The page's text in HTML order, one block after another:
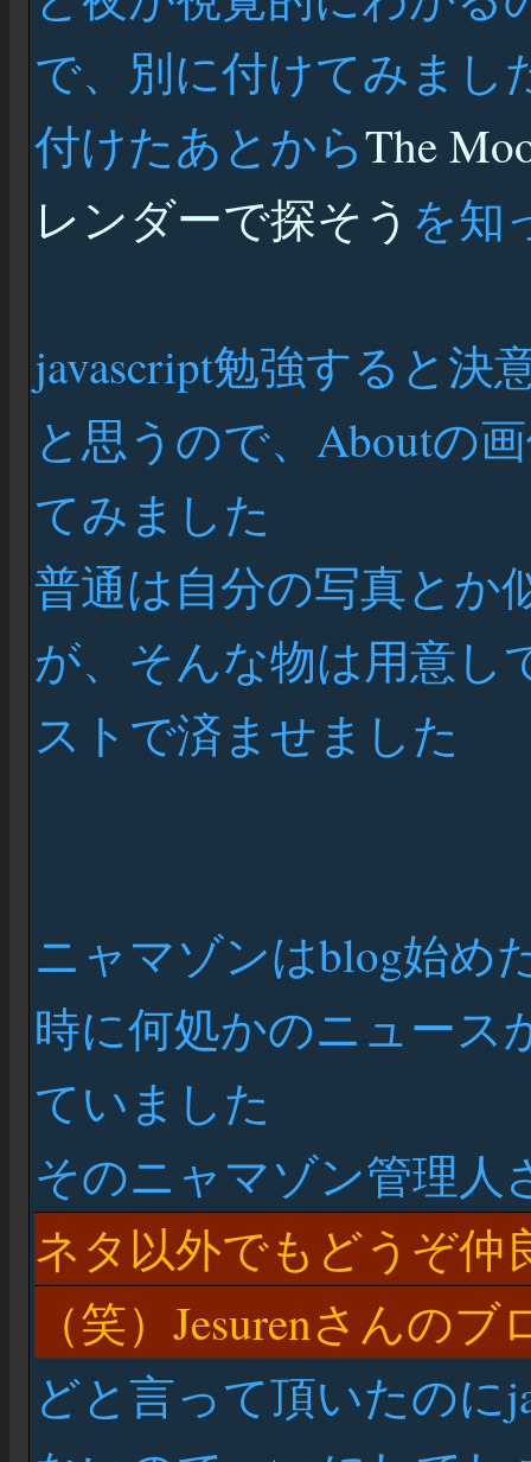
で、別に付けてみまし
付けたあとからThe
レンダーで探そう を知
javascript勉強すると決
と思うので、Aboutの
てみました
普通は自分の写真とか
が、そんな物は用意し
ストで済ませました
ニャマゾンはblog始め
時に何処かのニュース
ていました
そのニャマゾン管理人
ネタ以外でもどうぞ仲
（笑）Jesurenさんの
どと言って頂いたのに